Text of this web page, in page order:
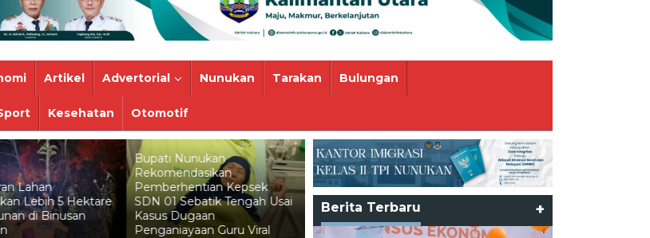
Artikel Advertorial Nunukan Tarakan Bulungan
Kesehatan Otomotif
Nunukan
Kepsek
01 Sebatik Tengah Usai
Dugaan
Guru Viral
Pelni Catat Penurunan
Penumpang Mudik di
Nunukan
Ramadhan dan Pekikan dari
Saf Paling Belakang
Partisipasi Masyarakat
Dengan Data Akurat,
Pemerintah Hadirkan
Masyarakat dan
Usaha
Berita Terbaru +